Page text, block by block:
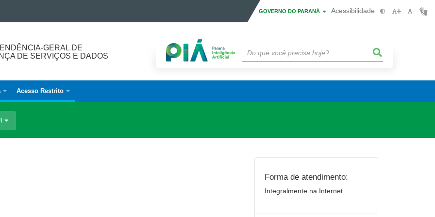
GOVERNO DO PARANÁ Acessibilidade
GERAL DE
DE SERVIÇOS E DADOS
Acesso Restrito
Forma de atendimento:
Integralmente na Internet